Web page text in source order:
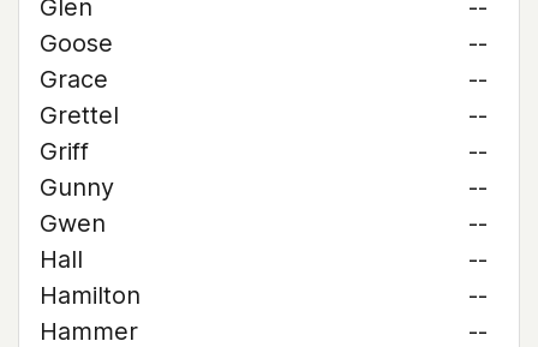
Glen
--
Goose
--
Grace
--
Grettel
--
Griff
--
Gunny
--
Gwen
--
Hall
--
Hamilton
--
Hammer
--